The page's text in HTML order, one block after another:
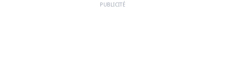
PUBLICITÉ